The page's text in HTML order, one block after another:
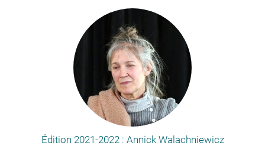
Édition 2021-2022 : Annick Walachniewicz